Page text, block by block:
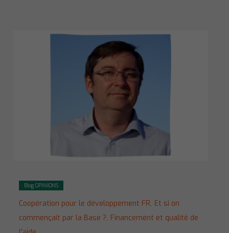
Blog OPINIONS
Coopération pour le développement FR, Et si on
commençait par la Base ?, Financement et qualité de